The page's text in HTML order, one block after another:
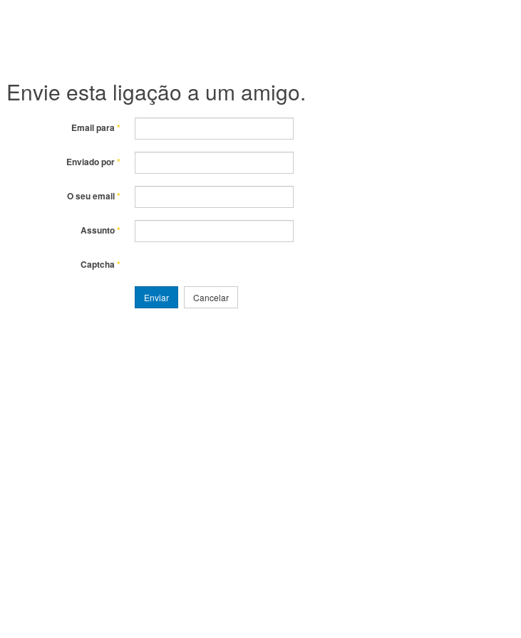
Envie esta ligação a um amigo.
Email para*
Enviado por*
O seu email*
Assunto*
Captcha*
Enviar Cancelar